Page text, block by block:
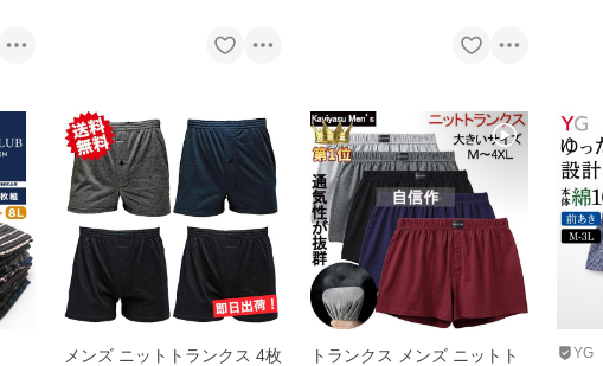
メンズ ニットトランクス 4枚
トランクス メンズ ニットト
YG